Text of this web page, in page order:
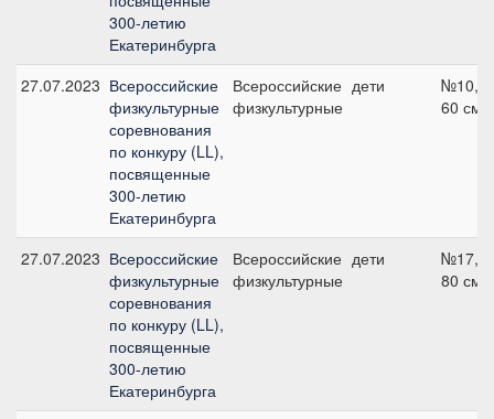
300-летию
Екатеринбурга
27.07.2023 Всероссийские
физкультурные
соревнования
по конкуру (LL),
посвященные
300-летию
Екатеринбурга
Всероссийские
физкультурные
дети
№10,
60 см
27.07.2023 Всероссийские
физкультурные
соревнования
по конкуру (LL),
посвященные
300-летию
Екатеринбурга
Всероссийские
физкультурные
дети
№17,
80 см